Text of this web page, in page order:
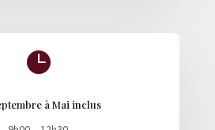

à Mai inclus